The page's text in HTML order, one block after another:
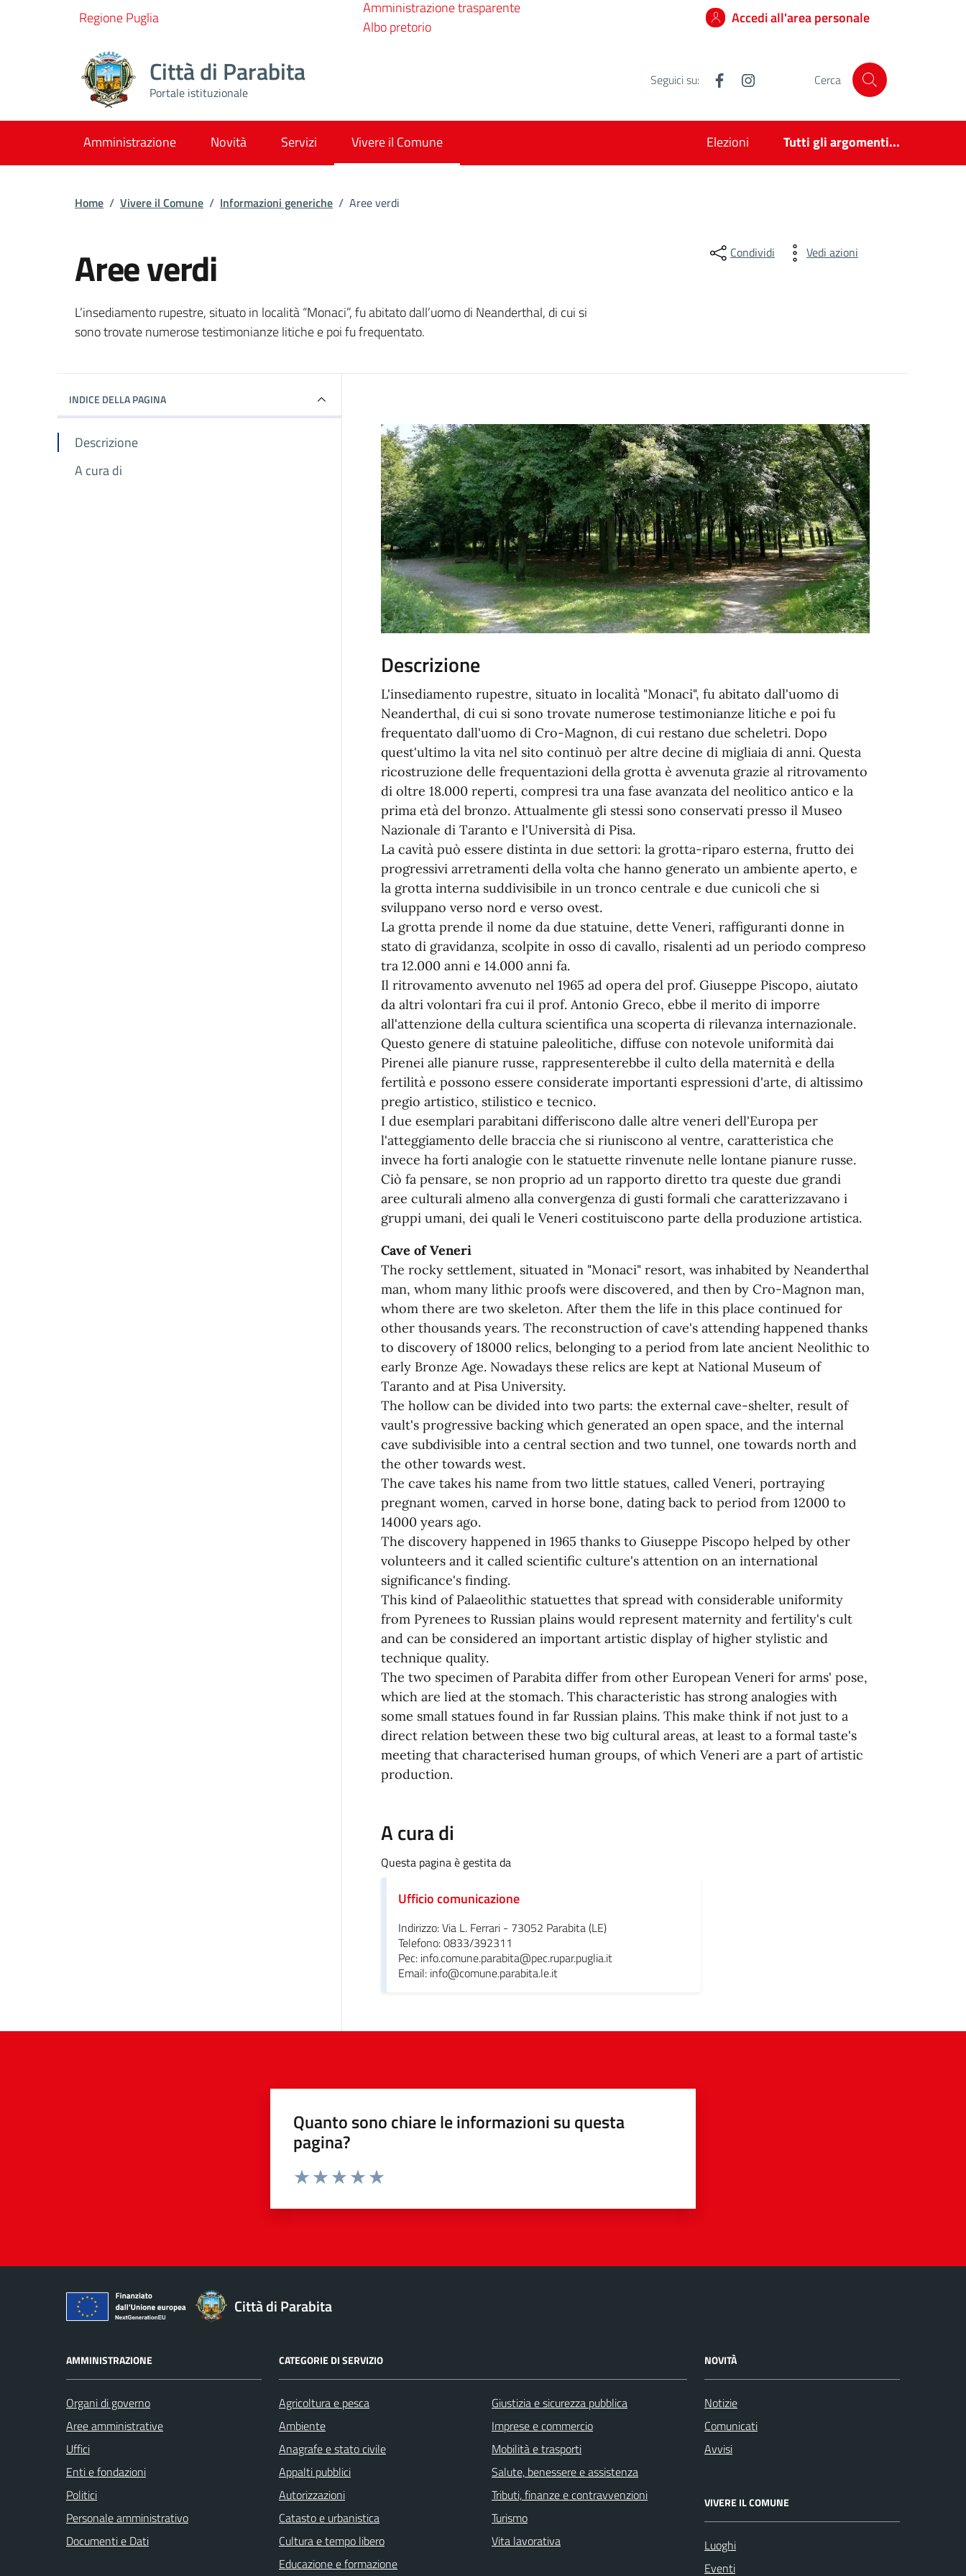
Vai ai contenutiRegione Puglia
Amministrazione trasparente
Albo pretorio
Accedi all'area personale
Città di Parabita
Portale istituzionale
Seguici su: Facebook Cerca
Amministrazione Novità Servizi Vivere il Comune Elezioni Tutti gli argomenti...
Home / Vivere il Comune / Informazioni generiche / Aree verdi
Aree verdi
Dettagli dell'informazione generica
L’insediamento rupestre, situato in località “Monaci”, fu abitato dall’uomo di Neanderthal, di cui si
sono trovate numerose testimonianze litiche e poi fu frequentato.
Condividi Vedi azioni
INDICE DELLA PAGINA
Descrizione
A cura di
Descrizione
L'insediamento rupestre, situato in località "Monaci", fu abitato dall'uomo di
Neanderthal, di cui si sono trovate numerose testimonianze litiche e poi fu
frequentato dall'uomo di Cro-Magnon, di cui restano due scheletri. Dopo
quest'ultimo la vita nel sito continuò per altre decine di migliaia di anni. Questa
ricostruzione delle frequentazioni della grotta è avvenuta grazie al ritrovamento
di oltre 18.000 reperti, compresi tra una fase avanzata del neolitico antico e la
prima età del bronzo. Attualmente gli stessi sono conservati presso il Museo
Nazionale di Taranto e l'Università di Pisa.
La cavità può essere distinta in due settori: la grotta-riparo esterna, frutto dei
progressivi arretramenti della volta che hanno generato un ambiente aperto, e
la grotta interna suddivisibile in un tronco centrale e due cunicoli che si
sviluppano verso nord e verso ovest.
La grotta prende il nome da due statuine, dette Veneri, raffiguranti donne in
stato di gravidanza, scolpite in osso di cavallo, risalenti ad un periodo compreso
tra 12.000 anni e 14.000 anni fa.
Il ritrovamento avvenuto nel 1965 ad opera del prof. Giuseppe Piscopo, aiutato
da altri volontari fra cui il prof. Antonio Greco, ebbe il merito di imporre
all'attenzione della cultura scientifica una scoperta di rilevanza internazionale.
Questo genere di statuine paleolitiche, diffuse con notevole uniformità dai
Pirenei alle pianure russe, rappresenterebbe il culto della maternità e della
fertilità e possono essere considerate importanti espressioni d'arte, di altissimo
pregio artistico, stilistico e tecnico.
I due esemplari parabitani differiscono dalle altre veneri dell'Europa per
l'atteggiamento delle braccia che si riuniscono al ventre, caratteristica che
invece ha forti analogie con le statuette rinvenute nelle lontane pianure russe.
Ciò fa pensare, se non proprio ad un rapporto diretto tra queste due grandi
aree culturali almeno alla convergenza di gusti formali che caratterizzavano i
gruppi umani, dei quali le Veneri costituiscono parte della produzione artistica.
Cave of Veneri
The rocky settlement, situated in "Monaci" resort, was inhabited by Neanderthal
man, whom many lithic proofs were discovered, and then by Cro-Magnon man,
whom there are two skeleton. After them the life in this place continued for
other thousands years. The reconstruction of cave's attending happened thanks
to discovery of 18000 relics, belonging to a period from late ancient Neolithic to
early Bronze Age. Nowadays these relics are kept at National Museum of
Taranto and at Pisa University.
The hollow can be divided into two parts: the external cave-shelter, result of
vault's progressive backing which generated an open space, and the internal
cave subdivisible into a central section and two tunnel, one towards north and
the other towards west.
The cave takes his name from two little statues, called Veneri, portraying
pregnant women, carved in horse bone, dating back to period from 12000 to
14000 years ago.
The discovery happened in 1965 thanks to Giuseppe Piscopo helped by other
volunteers and it called scientific culture's attention on an international
significance's finding.
This kind of Palaeolithic statuettes that spread with considerable uniformity
from Pyrenees to Russian plains would represent maternity and fertility's cult
and can be considered an important artistic display of higher stylistic and
technique quality.
The two specimen of Parabita differ from other European Veneri for arms' pose,
which are lied at the stomach. This characteristic has strong analogies with
some small statues found in far Russian plains. This make think if not just to a
direct relation between these two big cultural areas, at least to a formal taste's
meeting that characterised human groups, of which Veneri are a part of artistic
production.
A cura di
Questa pagina è gestita da
Ufficio comunicazione
Indirizzo: Via L. Ferrari - 73052 Parabita (LE)
Telefono: 0833/392311
Pec: info.comune.parabita@pec.rupar.puglia.it
Email: info@comune.parabita.le.it
Quanto sono chiare le informazioni su questa
pagina?
Valuta da 1 a 5 stelle la pagina
Città di Parabita
AMMINISTRAZIONE
Organi di governo
Aree amministrative
Uffici
Enti e fondazioni
Politici
Personale amministrativo
Documenti e Dati
CATEGORIE DI SERVIZIO
Agricoltura e pesca
Ambiente
Anagrafe e stato civile
Appalti pubblici
Autorizzazioni
Catasto e urbanistica
Cultura e tempo libero
Educazione e formazione
Giustizia e sicurezza pubblica
Imprese e commercio
Mobilità e trasporti
Salute, benessere e assistenza
Tributi, finanze e contravvenzioni
Turismo
Vita lavorativa
NOVITÀ
Notizie
Comunicati
Avvisi
VIVERE IL COMUNE
Luoghi
Eventi